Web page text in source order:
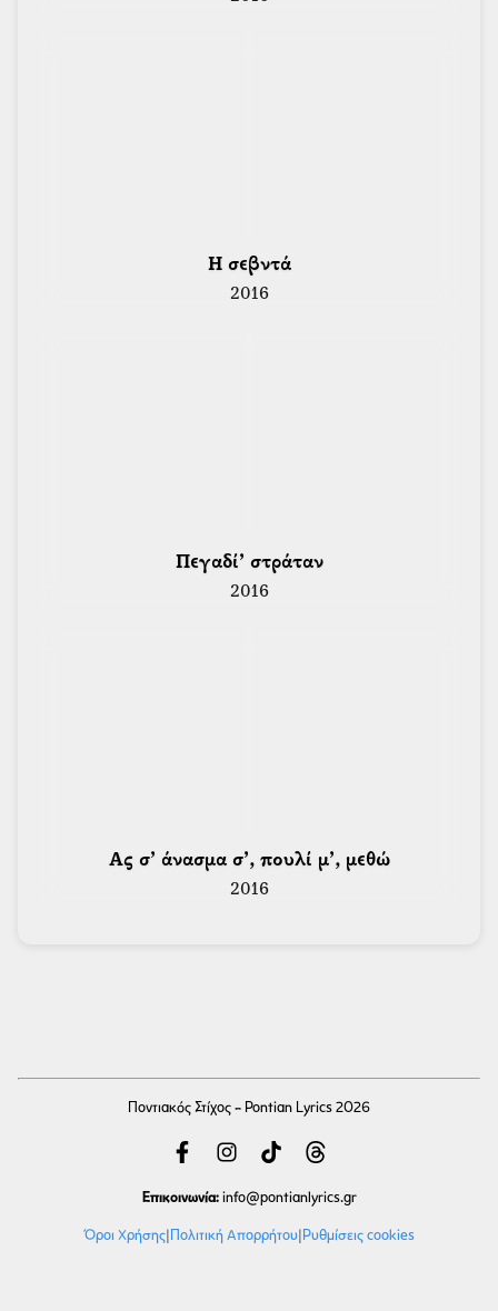
Η σεβντά
2016
Πεγαδί’ στράταν
2016
Ας σ’ άνασμα σ’, πουλί μ’, μεθώ
2016
Ποντιακός Στίχος - Pontian Lyrics 2026
Επικοινωνία: info@pontianlyrics.gr
Όροι Χρήσης| Πολιτική Απορρήτου| Ρυθμίσεις cookies